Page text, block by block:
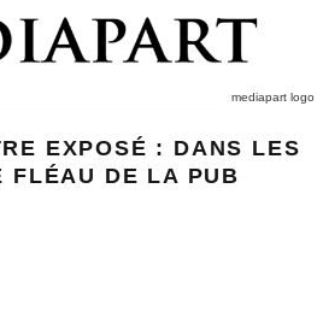
mediapart logo
EXPOSÉ : DANS LES
FLÉAU DE LA PUB